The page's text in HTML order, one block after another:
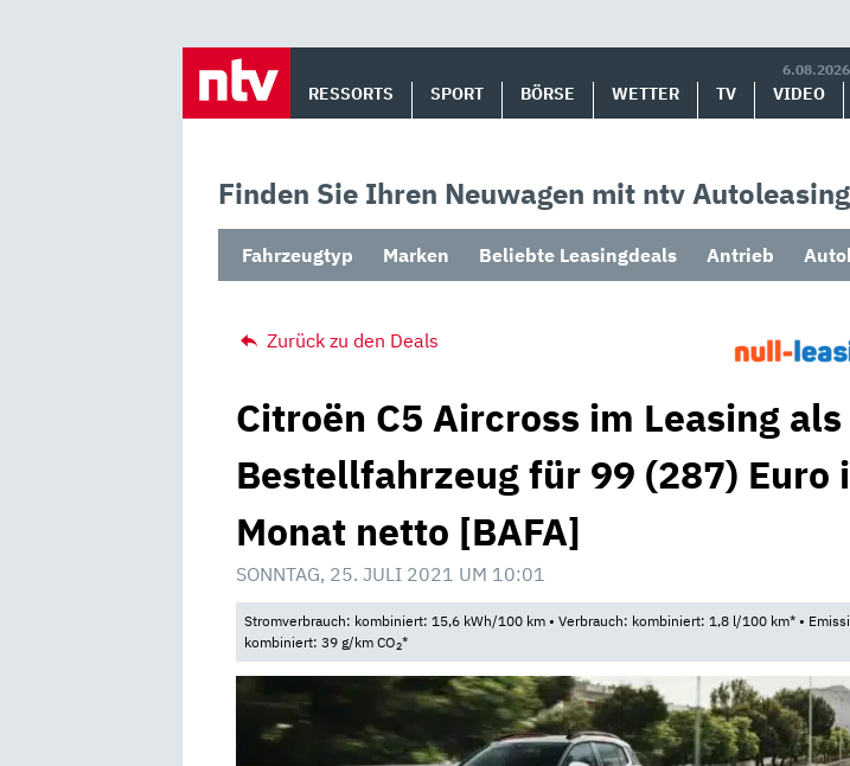
RESSORTS SPORT BÖRSE WETTER TV VIDEO
Finden Sie Ihren Neuwagen mit ntv Autoleasing
Fahrzeugtyp Marken Beliebte Leasingdeals Antrieb
Zurück zu den Deals
Citroën C5 Aircross im Leasing als
Bestellfahrzeug für 99 (287) Euro
Monat netto [BAFA]
SONNTAG, 25. JULI 2021 UM 10:01
Stromverbrauch: kombiniert: 15,6 kWh/100 km • Verbrauch: kombiniert: 1,8 l/100 km* •
kombiniert: 39 g/km CO2*